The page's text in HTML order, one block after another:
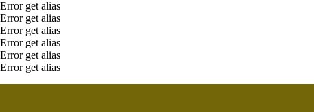
Error get alias
Error get alias
Error get alias
Error get alias
Error get alias
Error get alias